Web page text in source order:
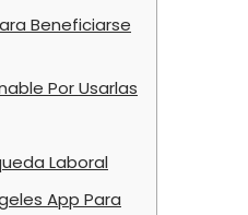
Beneficiarse
Por Usarlas
Laboral
App Para